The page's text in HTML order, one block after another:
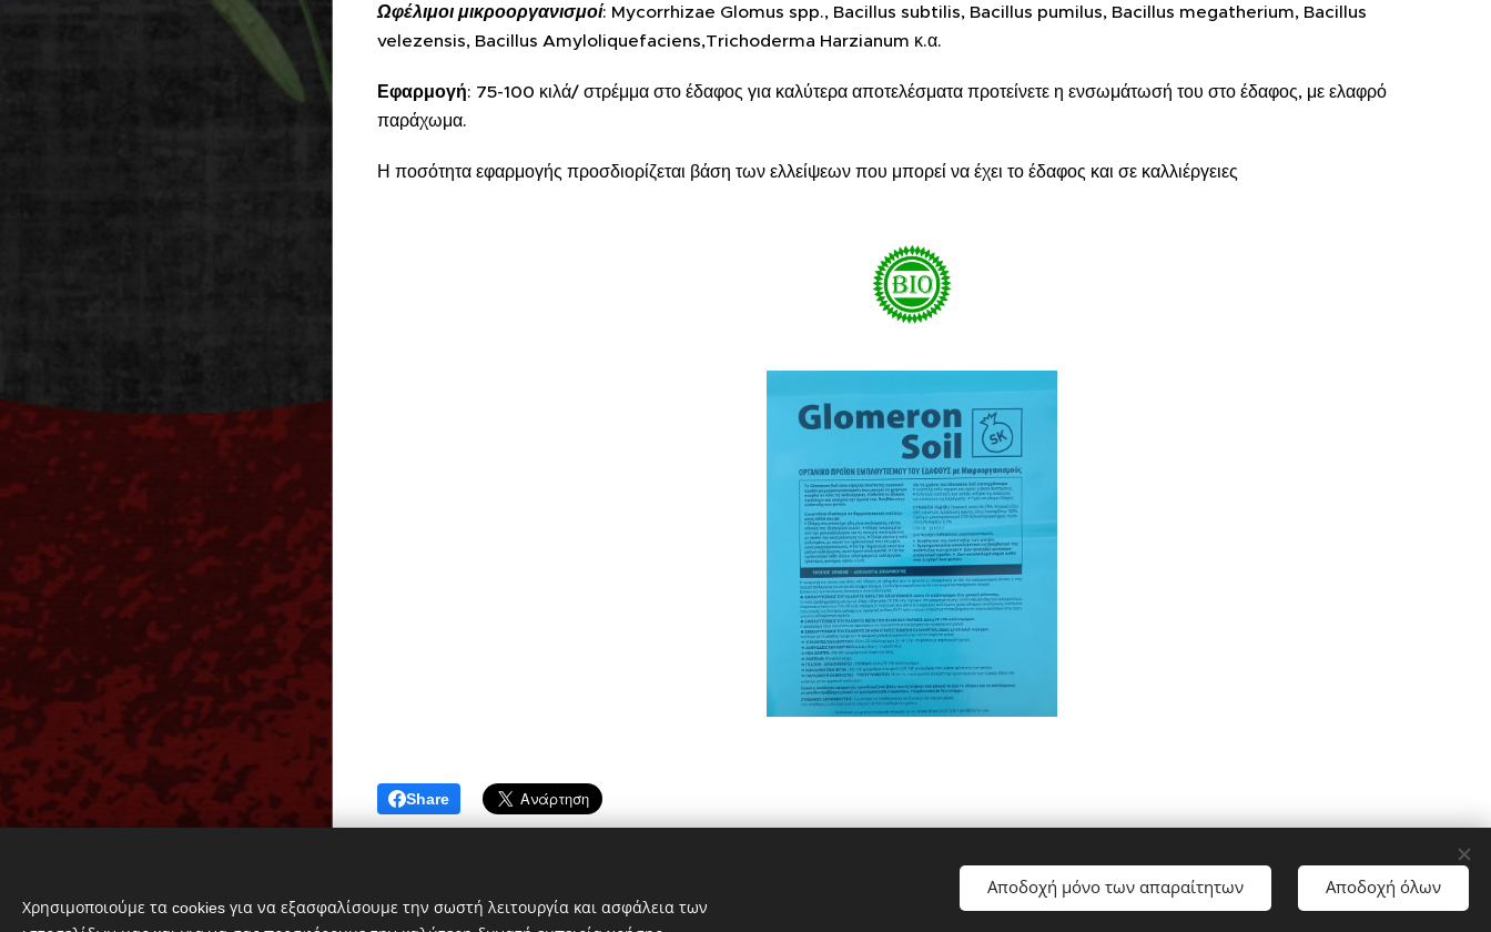
Ωφέλιμοι μικροοργανισμοί: Mycorrhizae Glomus spp., Bacillus subtilis, Bacillus pumilus, Bacillus megatherium, Bacillus
velezensis, Bacillus Amyloliquefaciens,Trichoderma Harzianum κ.α.
Εφαρμογή: 75-100 κιλά/ στρέμμα στο έδαφος για καλύτερα αποτελέσματα προτείνετε η ενσωμάτωσή του στο έδαφος, με ελαφρό
παράχωμα.
Η ποσότητα εφαρμογής προσδιορίζεται βάση των ελλείψεων που μπορεί να έχει το έδαφος και σε καλλιέργειες
Share
Ι.Κ.Ε.
Χρησιμοποιούμε τα cookies για να εξασφαλίσουμε την σωστή λειτουργία και ασφάλεια των
Αποδοχή μόνο των απαραίτητων Αποδοχή όλων